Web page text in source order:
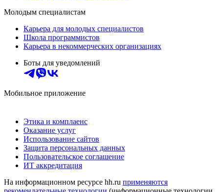
Молодым специалистам
Карьера для молодых специалистов
Школа программистов
Карьера в некоммерческих организациях
Боты для уведомлений
Мобильное приложение
Этика и комплаенс
Оказание услуг
Использование сайтов
Защита персональных данных
Пользовательское соглашение
ИТ аккредитация
На информационном ресурсе hh.ru применяются